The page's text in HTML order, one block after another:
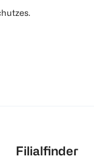
Filialfinder